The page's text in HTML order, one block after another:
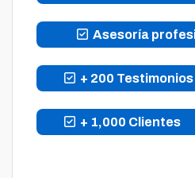
Asesoría
+ 200
+ 1,000 Clientes